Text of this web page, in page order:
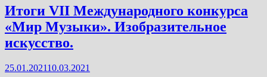
конкурса
«Мир
Музыки».
фотография.
Итоги VII Международного конкурса
«Мир Музыки». Изобразительное
искусство.
25.01.202110.03.2021